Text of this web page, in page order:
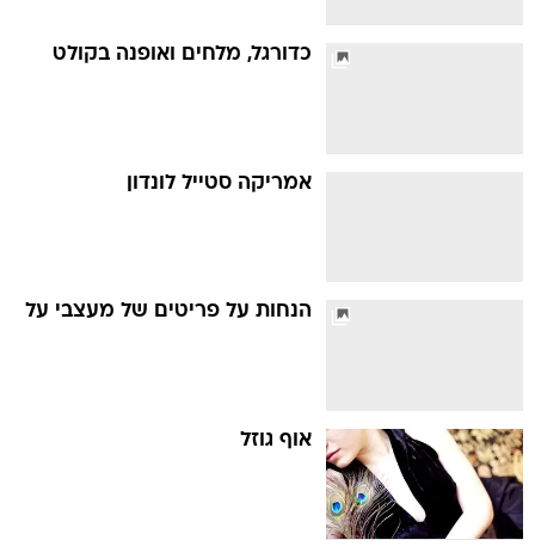
כדורגל, מלחים ואופנה בקולט
אמריקה סטייל לונדון
הנחות על פריטים של מעצבי על
אוף גוזל